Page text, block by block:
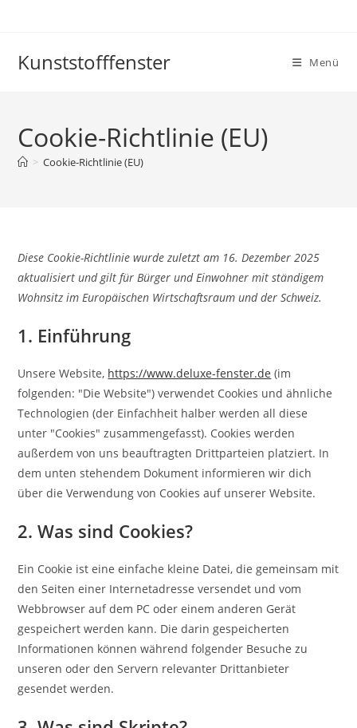
Kunststofffenster Menü
Cookie-Richtlinie (EU)
> Cookie-Richtlinie (EU)
Diese Cookie-Richtlinie wurde zuletzt am 16. Dezember 2025
aktualisiert und gilt für Bürger und Einwohner mit ständigem
Wohnsitz im Europäischen Wirtschaftsraum und der Schweiz.
1. Einführung
Unsere Website, https://www.deluxe-fenster.de (im
folgenden: "Die Website") verwendet Cookies und ähnliche
Technologien (der Einfachheit halber werden all diese
unter "Cookies" zusammengefasst). Cookies werden
außerdem von uns beauftragten Drittparteien platziert. In
dem unten stehendem Dokument informieren wir dich
über die Verwendung von Cookies auf unserer Website.
2. Was sind Cookies?
Ein Cookie ist eine einfache kleine Datei, die gemeinsam mit
den Seiten einer Internetadresse versendet und vom
Webbrowser auf dem PC oder einem anderen Gerät
gespeichert werden kann. Die darin gespeicherten
Informationen können während folgender Besuche zu
unseren oder den Servern relevanter Drittanbieter
gesendet werden.